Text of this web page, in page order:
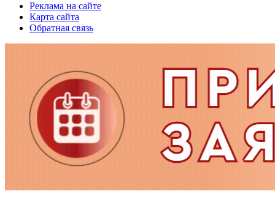
Реклама на сайте
Карта сайта
Обратная связь